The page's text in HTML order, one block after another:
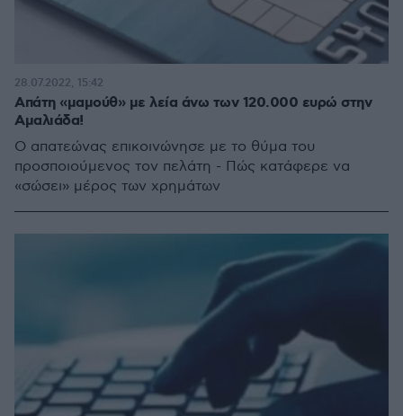
Απάτη «μαμούθ» με λεία άνω των 120.000 ευρώ στην
Αμαλιάδα!
Ο απατεώνας επικοινώνησε με το θύμα του
προσποιούμενος τον πελάτη - Πώς κατάφερε να
«σώσει» μέρος των χρημάτων
28.07.2022, 15:42